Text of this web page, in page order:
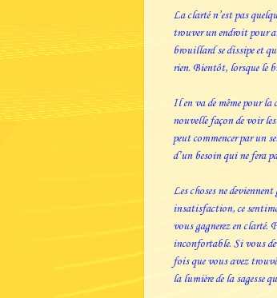
La clarté n’est pas
trouver un endroit pour
brouillard se dissipe et
rien. Bientôt, lorsque le
Il en va de même pour la
nouvelle façon de voir
peut commencer par un
d’un besoin qui ne fera
Les choses ne
insatisfaction, ce
vous gagnerez en clarté.
inconfortable. Si vous
fois que vous avez
la lumière de la sagesse